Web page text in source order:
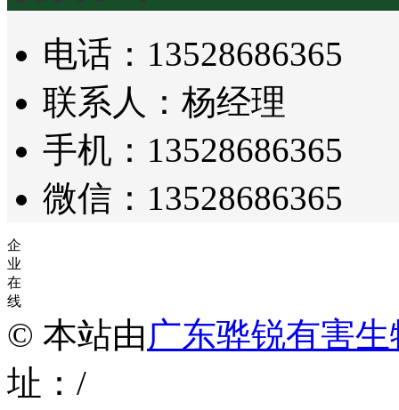
电话：13528686365
联系人：杨经理
手机：13528686365
微信：13528686365
企
业
在
线
© 本站由 广东骅锐有害
址：/